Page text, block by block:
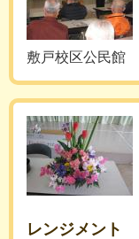
敷戸校区公民館
レンジメント